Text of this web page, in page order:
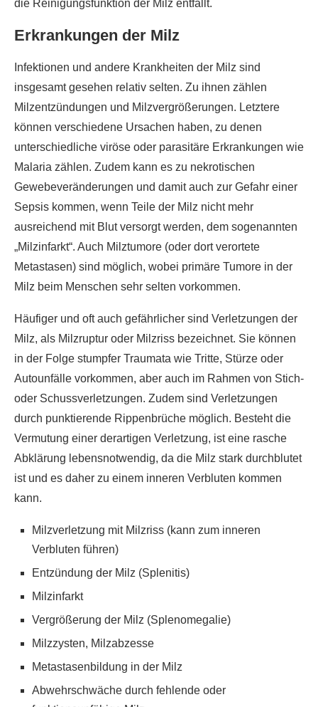
die Reinigungsfunktion der Milz entfällt.
Erkrankungen der Milz
Infektionen und andere Krankheiten der Milz sind
insgesamt gesehen relativ selten. Zu ihnen zählen
Milzentzündungen und Milzvergrößerungen. Letztere
können verschiedene Ursachen haben, zu denen
unterschiedliche viröse oder parasitäre Erkrankungen wie
Malaria zählen. Zudem kann es zu nekrotischen
Gewebeveränderungen und damit auch zur Gefahr einer
Sepsis kommen, wenn Teile der Milz nicht mehr
ausreichend mit Blut versorgt werden, dem sogenannten
„Milzinfarkt“. Auch Milztumore (oder dort verortete
Metastasen) sind möglich, wobei primäre Tumore in der
Milz beim Menschen sehr selten vorkommen.
Häufiger und oft auch gefährlicher sind Verletzungen der
Milz, als Milzruptur oder Milzriss bezeichnet. Sie können
in der Folge stumpfer Traumata wie Tritte, Stürze oder
Autounfälle vorkommen, aber auch im Rahmen von Stich-
oder Schussverletzungen. Zudem sind Verletzungen
durch punktierende Rippenbrüche möglich. Besteht die
Vermutung einer derartigen Verletzung, ist eine rasche
Abklärung lebensnotwendig, da die Milz stark durchblutet
ist und es daher zu einem inneren Verbluten kommen
kann.
Milzverletzung mit Milzriss (kann zum inneren
Verbluten führen)
Entzündung der Milz (Splenitis)
Milzinfarkt
Vergrößerung der Milz (Splenomegalie)
Milzzysten, Milzabzesse
Metastasenbildung in der Milz
Abwehrschwäche durch fehlende oder